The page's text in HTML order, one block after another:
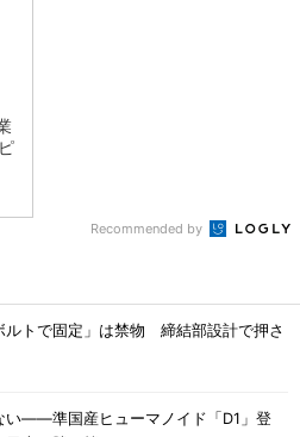
Recommended by
ルトで固定」は禁物 締結部設計で押さ
い――準国産ヒューマノイド「D1」登